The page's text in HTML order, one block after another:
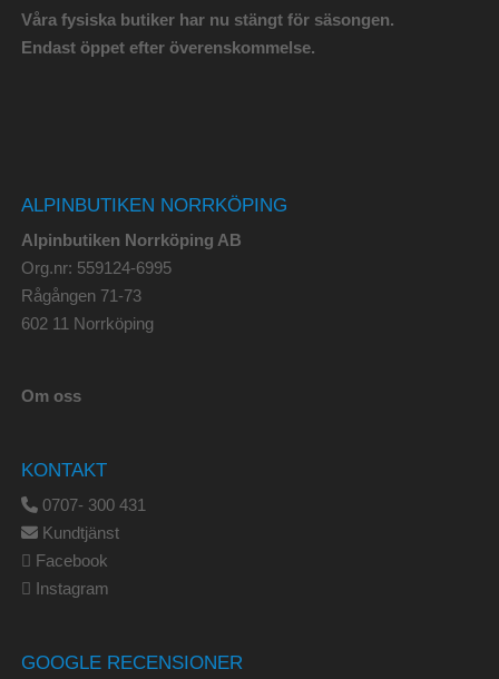
Våra fysiska butiker har nu stängt för säsongen.
Endast öppet efter överenskommelse.
ALPINBUTIKEN NORRKÖPING
Alpinbutiken Norrköping AB
Org.nr: 559124-6995
Rågången 71-73
602 11 Norrköping
Om oss
KONTAKT
0707- 300 431
Kundtjänst
Facebook
Instagram
GOOGLE RECENSIONER